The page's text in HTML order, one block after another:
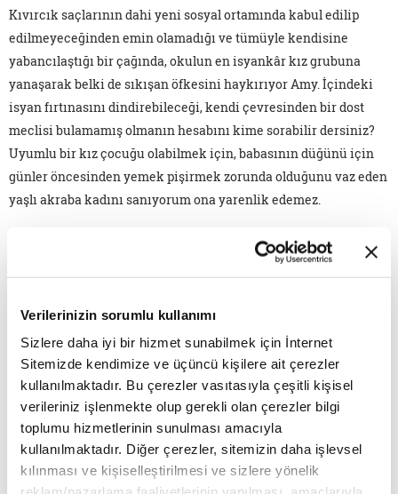
Verilerinizin sorumlu kullanımı
Sizlere daha iyi bir hizmet sunabilmek için İnternet
Sitemizde kendimize ve üçüncü kişilere ait çerezler
kullanılmaktadır. Bu çerezler vasıtasıyla çeşitli kişisel
verileriniz işlenmekte olup gerekli olan çerezler bilgi
toplumu hizmetlerinin sunulması amacıyla
kullanılmaktadır. Diğer çerezler, sitemizin daha işlevsel
kılınması ve kişiselleştirilmesi ve sizlere yönelik
Kıvırcık saçlarının dahi yeni sosyal ortamında kabul edilip
edilmeyeceğinden emin olamadığı ve tümüyle kendisine
yabancılaştığı bir çağında, okulun en isyankâr kız grubuna
yanaşarak belki de sıkışan öfkesini haykırıyor Amy. İçindeki
isyan fırtınasını dindirebileceği, kendi çevresinden bir dost
meclisi bulamamış olmanın hesabını kime sorabilir dersiniz?
Uyumlu bir kız çocuğu olabilmek için, babasının düğünü için
günler öncesinden yemek pişirmek zorunda olduğunu vaz eden
yaşlı akraba kadını sanıyorum ona yarenlik edemez.
Kaçıp kaçıp gittiği dans provalarında, grubun popüleri
olabilmek için yeni dans figürleri öğrenmesi gerektiğini
olduğu aşikâr. Tüm bunlara rağmen, kendi acılarını bir tarafa
bırakarak onu anladığını hissettiren ve kendisini bulabilmesi
için ona alan açan anne kucağına sığınabilir görünüyor.
Amy'nin annesinden ve son sahnede neşeyle zıplayarak
oynadığı sokak oyunlarından soracağı bir hesap yoktur diye
ümit ediyorum.